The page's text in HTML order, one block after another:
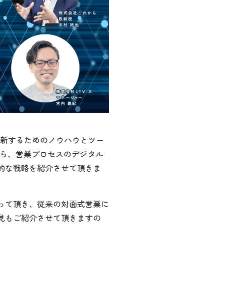
するためのノウハウとツー
、営業プロセスのデジタル
戦略を紹介させて頂きま
頂き、従来の対面式営業に
もご紹介させて頂きますの